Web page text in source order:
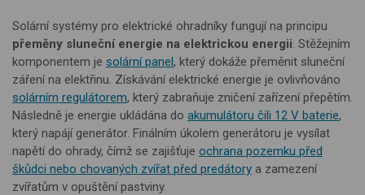
Solární systémy pro elektrické ohradníky fungují na principu
přeměny sluneční energie na elektrickou energii. Stěžejním
komponentem je solární panel, který dokáže přeměnit sluneční
záření na elektřinu. Získávání elektrické energie je ovlivňováno
solárním regulátorem, který zabraňuje zničení zařízení přepětím.
Následně je energie ukládána do akumulátoru čili 12 V baterie,
který napájí generátor. Finálním úkolem generátoru je vysílat
napětí do ohrady, čímž se zajišťuje ochrana pozemku před
škůdci nebo chovaných zvířat před predátory a zamezení
zvířatům v opuštění pastviny.